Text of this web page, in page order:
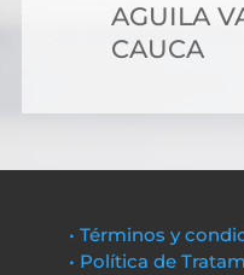
AGUILA
CAUCA
• Términos y
• Política de